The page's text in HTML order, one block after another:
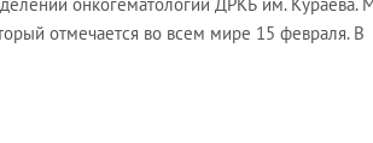
отмечается во всем мире 15 февраля.